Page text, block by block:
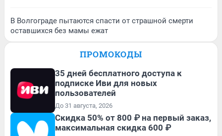
В Волгограде пытаются спасти от страшной смерти
оставшихся без мамы ежат
ПРОМОКОДЫ
35 дней бесплатного доступа к
подписке Иви для новых
пользователей
До 31 августа, 2026
Скидка 50% от 800 ₽ на первый заказ,
максимальная скидка 600 ₽